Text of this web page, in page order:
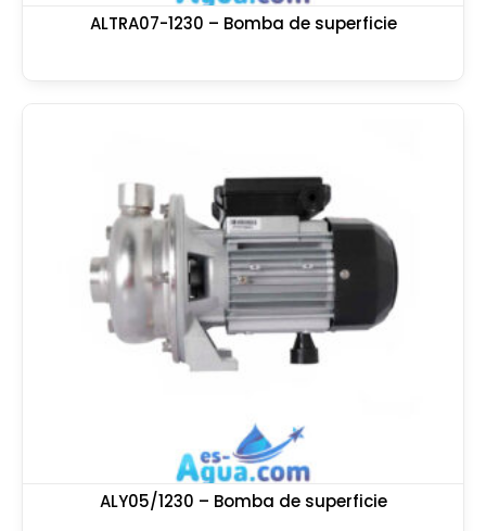
ALTRA07-1230 – Bomba de superficie
ALY05/1230 – Bomba de superficie